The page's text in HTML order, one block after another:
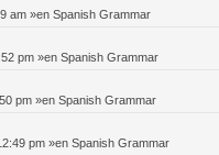
am »en Spanish Grammar
pm »en Spanish Grammar
pm »en Spanish Grammar
pm »en Spanish Grammar